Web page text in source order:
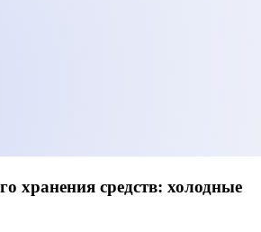
хранения средств: холодные